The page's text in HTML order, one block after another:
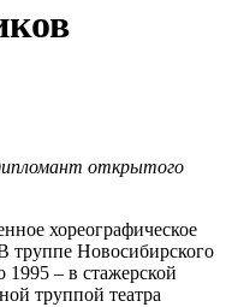
открытого
хореографическое
труппе Новосибирского
1995 – в стажерской
труппой театра